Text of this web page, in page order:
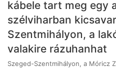
kábele tart meg egy
szélviharban
Szentmihályon, a
valakire rázuhanhat
Szeged-Szentmihályon, a Móricz